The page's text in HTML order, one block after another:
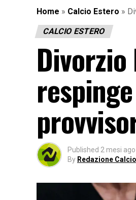
Home » Calcio Estero »
CALCIO ESTERO
Published 2 mesi ago
By Redazione